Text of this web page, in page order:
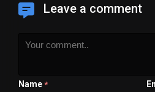
Leave a comment
Name *